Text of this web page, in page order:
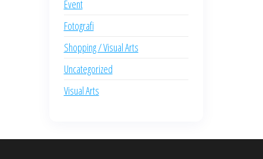
Event
Fotografi
Shopping / Visual Arts
Uncategorized
Visual Arts